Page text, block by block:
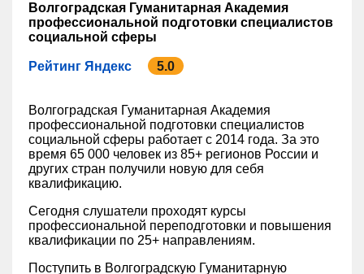
Волгоградская Гуманитарная Академия
профессиональной подготовки специалистов
социальной сферы
Рейтинг Яндекс 5.0
Волгоградская Гуманитарная Академия
профессиональной подготовки специалистов
социальной сферы работает с 2014 года. За это
время 65 000 человек из 85+ регионов России и
других стран получили новую для себя
квалификацию.
Сегодня слушатели проходят курсы
профессиональной переподготовки и повышения
квалификации по 25+ направлениям.
Поступить в Волгоградскую Гуманитарную